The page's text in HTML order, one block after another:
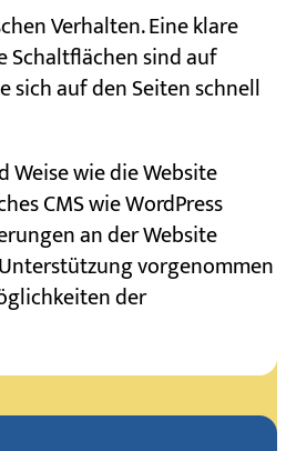
Verhalten. Eine klare
Schaltflächen sind auf
sich auf den Seiten schnell
wie die Website
CMS wie WordPress
an der Website
vorgenommen
der